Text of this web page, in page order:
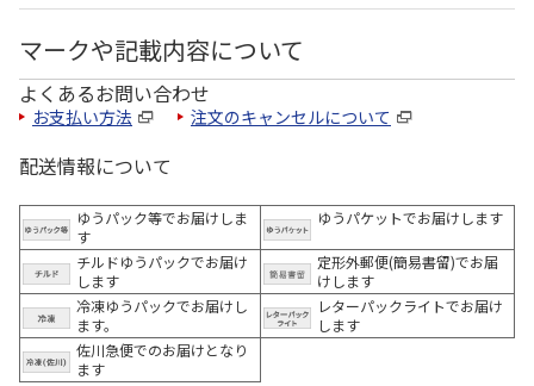
マークや記載内容について
よくあるお問い合わせ
お支払い方法 注文のキャンセルについて
配送情報について
ゆうパック等でお届けしま
す
ゆうパケットでお届けします
チルドゆうパックでお届け
します
定形外郵便(簡易書留)でお届
けします
冷凍ゆうパックでお届けし
ます。
レターパックライトでお届け
します
佐川急便でのお届けとなり
ます